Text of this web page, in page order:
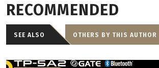
RECOMMENDED
SEE ALSO OTHERS BY THIS AUTHOR